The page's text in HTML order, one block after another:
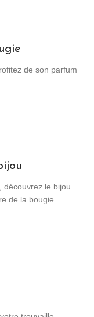
de son parfum
découvrez le bijou
de la bougie